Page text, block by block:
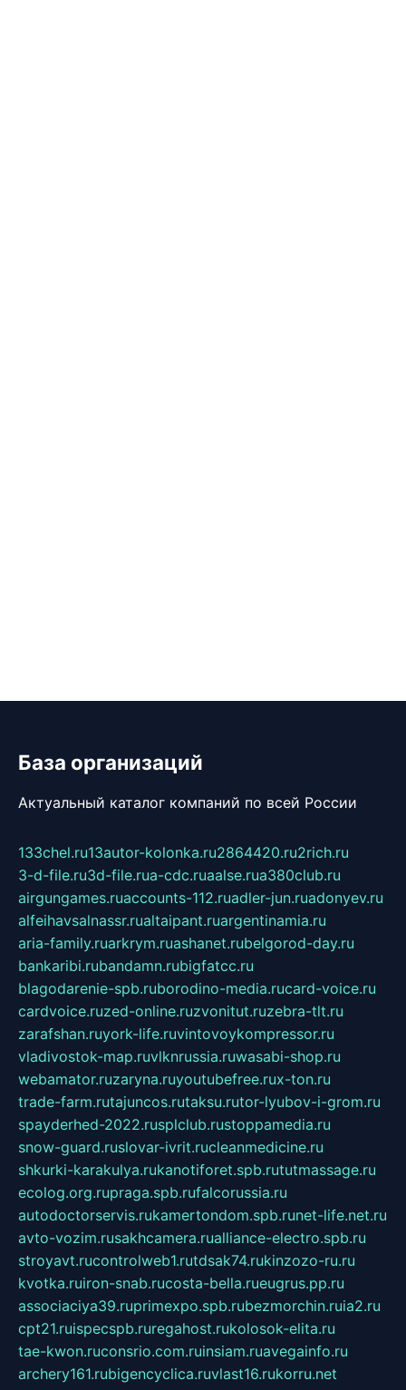
База организаций
Актуальный каталог компаний по всей России
133chel.ru13autor-kolonka.ru2864420.ru2rich.ru
3-d-file.ru3d-file.rua-cdc.ruaalse.rua380club.ru
airgungames.ruaccounts-112.ruadler-jun.ruadonyev.ru
alfeihavsalnassr.rualtaipant.ruargentinamia.ru
aria-family.ruarkrym.ruashanet.rubelgorod-day.ru
bankaribi.rubandamn.rubigfatcc.ru
blagodarenie-spb.ruborodino-media.rucard-voice.ru
cardvoice.ruzed-online.ruzvonitut.ruzebra-tlt.ru
zarafshan.ruyork-life.ruvintovoykompressor.ru
vladivostok-map.ruvlknrussia.ruwasabi-shop.ru
webamator.ruzaryna.ruyoutubefree.rux-ton.ru
trade-farm.rutajuncos.rutaksu.rutor-lyubov-i-grom.ru
spayderhed-2022.rusplclub.rustoppamedia.ru
snow-guard.ruslovar-ivrit.rucleanmedicine.ru
shkurki-karakulya.rukanotiforet.spb.rututmassage.ru
ecolog.org.rupraga.spb.rufalcorussia.ru
autodoctorservis.rukamertondom.spb.runet-life.net.ru
avto-vozim.rusakhcamera.rualliance-electro.spb.ru
stroyavt.rucontrolweb1.rutdsak74.rukinzozo-ru.ru
kvotka.ruiron-snab.rucosta-bella.rueugrus.pp.ru
associaciya39.ruprimexpo.spb.rubezmorchin.ruia2.ru
cpt21.ruispecspb.ruregahost.rukolosok-elita.ru
tae-kwon.ruconsrio.com.ruinsiam.ruavegainfo.ru
archery161.rubigencyclica.ruvlast16.rukorru.net